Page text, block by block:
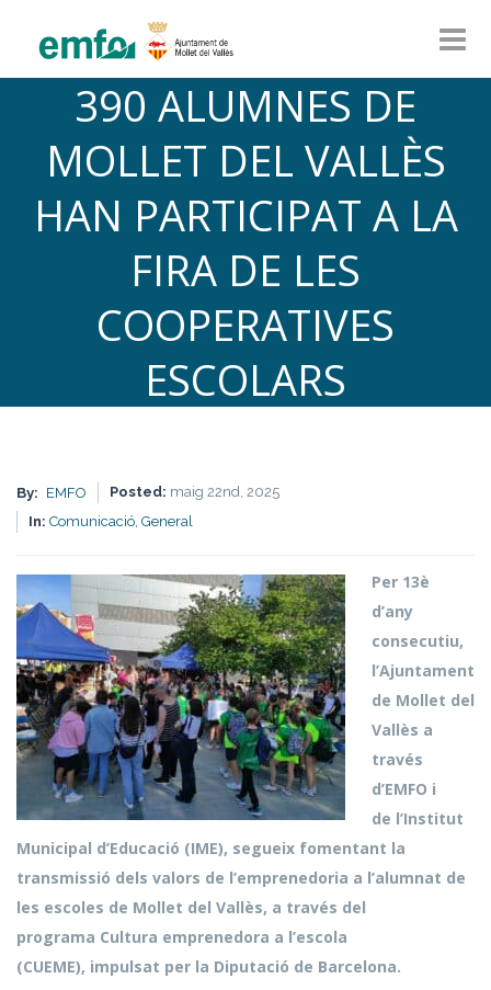
390 ALUMNES DE
MOLLET DEL VALLÈS
HAN PARTICIPAT A LA
FIRA DE LES
COOPERATIVES
ESCOLARS
By: EMFO Posted: maig 22nd, 2025
In: Comunicació, General
Per 13è
d’any
consecutiu,
l’Ajuntament
de Mollet del
Vallès a
través
d’EMFO i
de l’Institut
Municipal d’Educació (IME), segueix fomentant la
transmissió dels valors de l’emprenedoria a l’alumnat de
les escoles de Mollet del Vallès, a través del
programa Cultura emprenedora a l’escola
(CUEME), impulsat per la Diputació de Barcelona.